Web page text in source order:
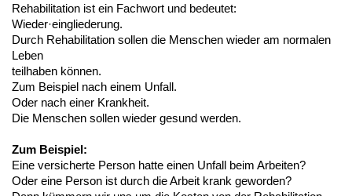
Rehabilitation ist ein Fachwort und bedeutet:
Wieder·eingliederung.
Durch Rehabilitation sollen die Menschen wieder am normalen
Leben
teilhaben können.
Zum Beispiel nach einem Unfall.
Oder nach einer Krankheit.
Die Menschen sollen wieder gesund werden.
Zum Beispiel:
Eine versicherte Person hatte einen Unfall beim Arbeiten?
Oder eine Person ist durch die Arbeit krank geworden?